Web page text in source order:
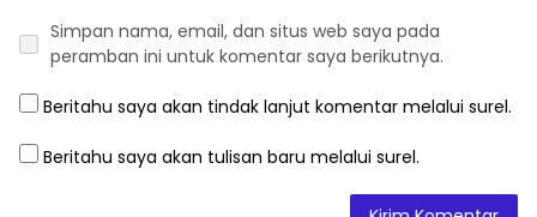
Simpan nama, email, dan situs web saya pada
peramban ini untuk komentar saya berikutnya.
Beritahu saya akan tindak lanjut komentar melalui surel.
Beritahu saya akan tulisan baru melalui surel.